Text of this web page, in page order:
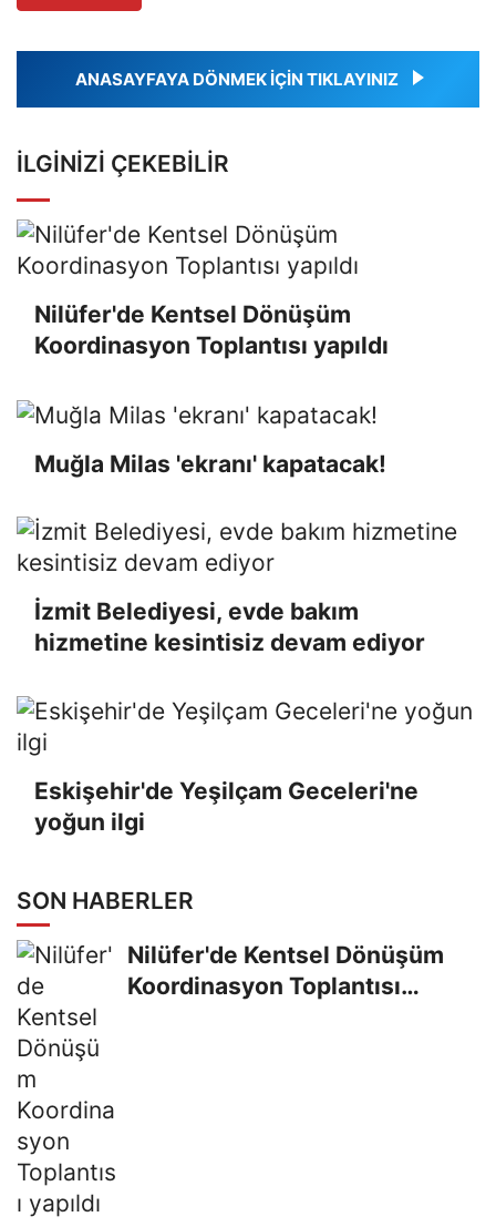
ANASAYFAYA DÖNMEK İÇİN TIKLAYINIZ
İLGINIZI ÇEKEBILIR
Nilüfer'de Kentsel Dönüşüm
Koordinasyon Toplantısı yapıldı
Muğla Milas 'ekranı' kapatacak!
İzmit Belediyesi, evde bakım
hizmetine kesintisiz devam ediyor
Eskişehir'de Yeşilçam Geceleri'ne
yoğun ilgi
SON HABERLER
Nilüfer'de Kentsel Dönüşüm
Koordinasyon Toplantısı